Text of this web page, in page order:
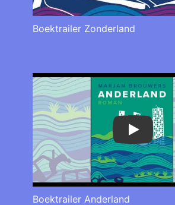
Boektrailer Zonderland
Play
Boektrailer Anderland